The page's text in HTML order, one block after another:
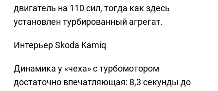
двигатель на 110 сил, тогда как здесь
установлен турбированный агрегат.
Интерьер Skoda Kamiq
Динамика у «чеха» с турбомотором
достаточно впечатляющая: 8,3 секунды до